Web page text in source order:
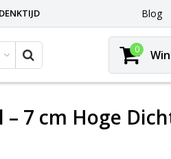
Blog
0
7 cm Hoge